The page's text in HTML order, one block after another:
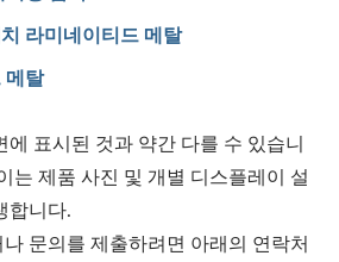
라미네이티드 메탈
메탈
에 표시된 것과 약간 다를 수 있습니
는 제품 사진 및 개별 디스플레이 설
합니다.
문의를 제출하려면 아래의 연락처